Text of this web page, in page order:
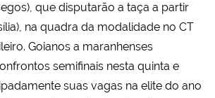
que disputarão a taça a partir
na quadra da modalidade no CT
Goianos a maranhenses
semifinais nesta quinta e
suas vagas na elite do ano